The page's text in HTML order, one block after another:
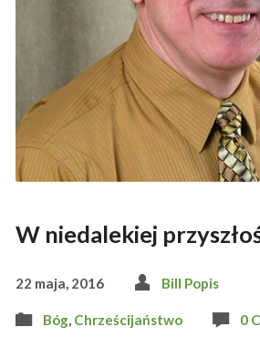
W niedalekiej
22 maja, 2016 Bill Popis
Bóg, Chrześcijaństwo 0